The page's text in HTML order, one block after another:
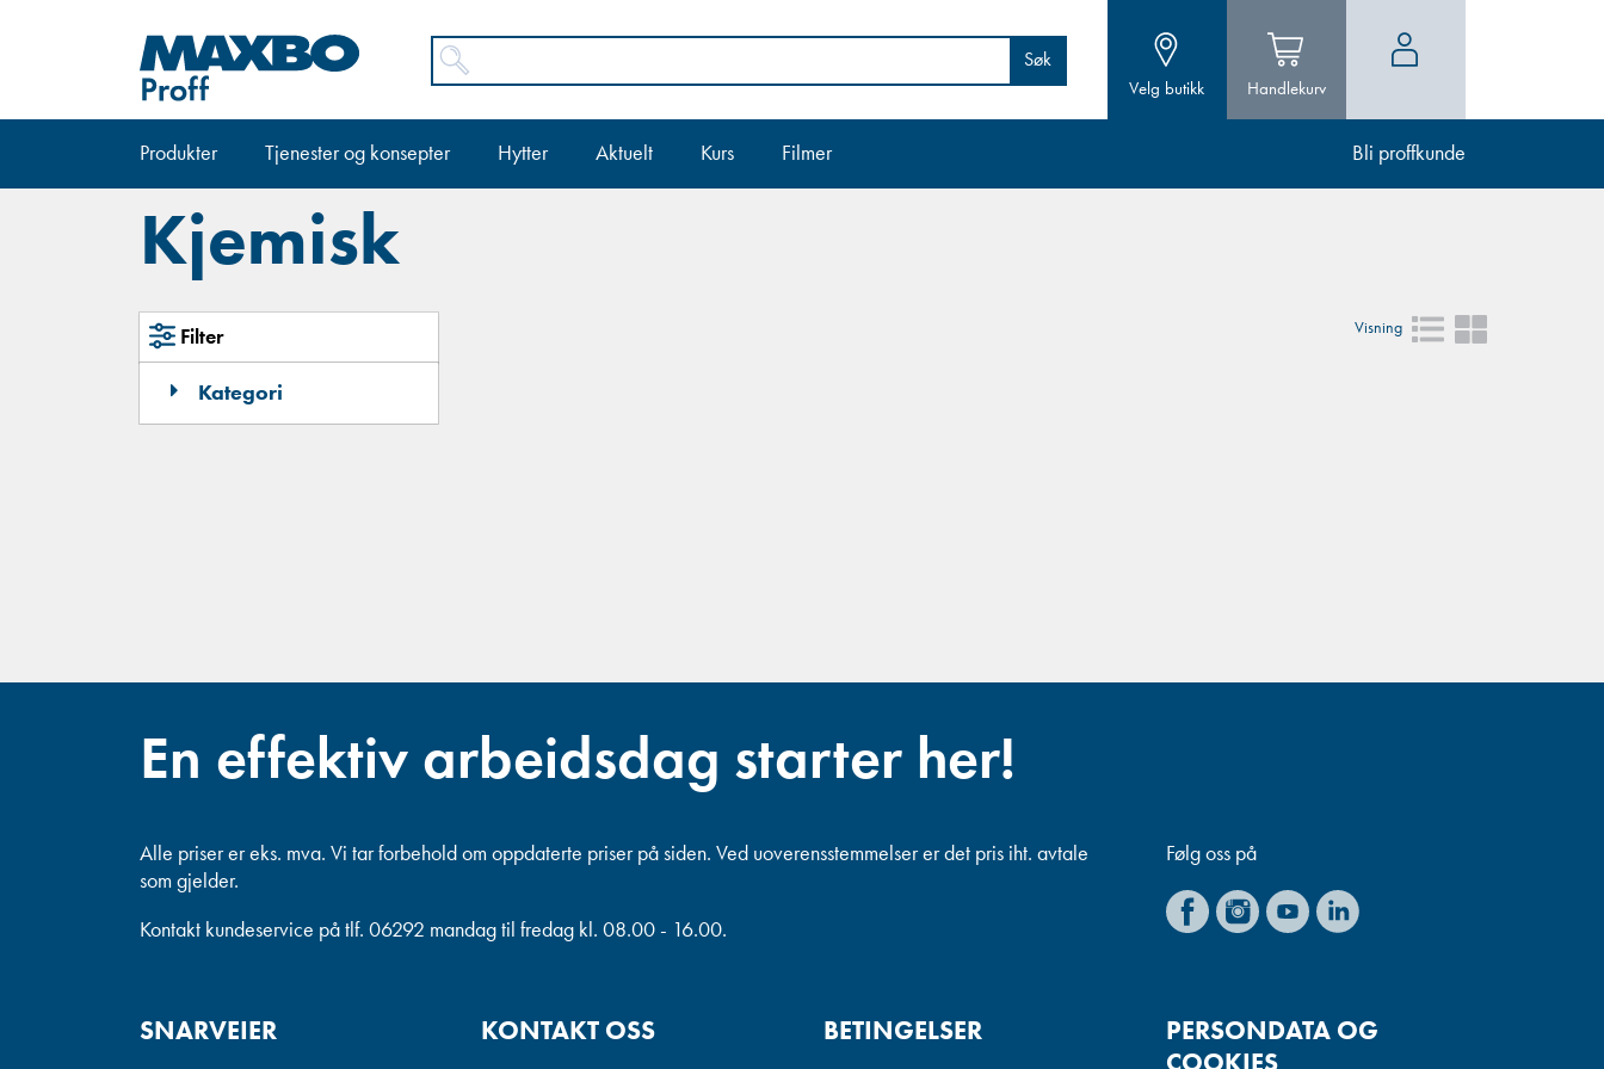
Søk
Velg butikk Handlekurv
Produkter Tjenester og konsepter Hytter Aktuelt Kurs Filmer Bli proffkunde
Kjemisk
Filter
Kategori
Visning
En effektiv arbeidsdag starter her!
Alle priser er eks. mva. Vi tar forbehold om oppdaterte priser på siden. Ved uoverensstemmelser er det pris iht. avtale
som gjelder.
Kontakt kundeservice på tlf. 06292 mandag til fredag kl. 08.00 - 16.00.
Følg oss på
SNARVEIER KONTAKT OSS BETINGELSER
PERSONDATA OG